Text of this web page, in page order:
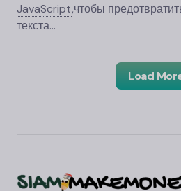
JavaScript,чтобы
текста...
Load